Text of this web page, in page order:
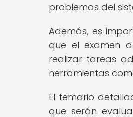
problemas del
Además, es
que el examen
realizar tareas
herramientas
El temario
que serán